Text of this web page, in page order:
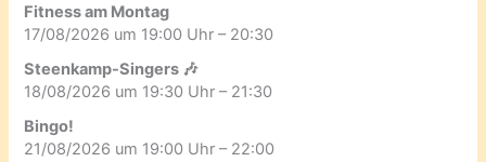
Fitness am Montag
17/08/2026 um 19:00 Uhr – 20:30
Steenkamp-Singers 🎶
18/08/2026 um 19:30 Uhr – 21:30
Bingo!
21/08/2026 um 19:00 Uhr – 22:00